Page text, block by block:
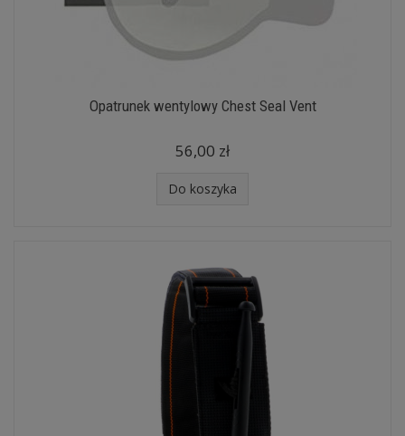
Opatrunek wentylowy Chest Seal Vent
56,00 zł
Do koszyka